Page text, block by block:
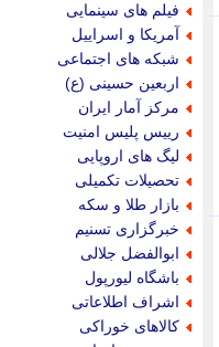
فیلم های سینمایی
آمریکا و اسراییل
شبکه های اجتماعی
اربعین حسینی (ع)
مرکز آمار ایران
رییس پلیس امنیت
لیگ های اروپایی
تحصیلات تکمیلی
بازار طلا و سکه
خبرگزاری تسنیم
ابوالفضل جلالی
باشگاه لیورپول
اشراف اطلاعاتی
کالاهای خوراکی